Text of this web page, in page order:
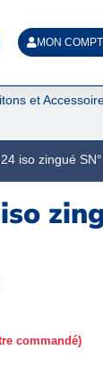
MON
et
iso zingué
commandé)